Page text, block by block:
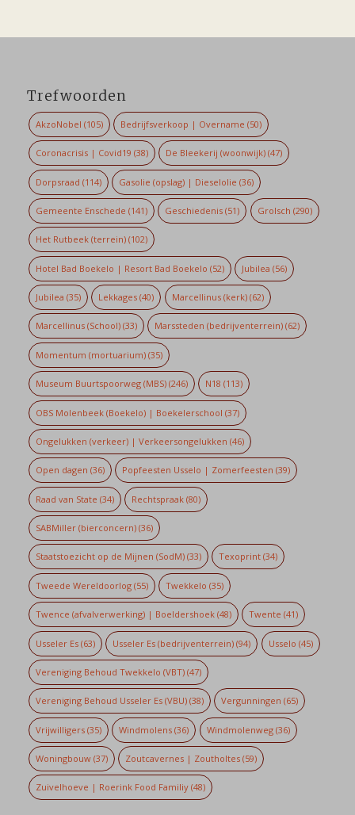
Trefwoorden
AkzoNobel (105) Bedrijfsverkoop | Overname (50)
Coronacrisis | Covid19 (38) De Bleekerij (woonwijk) (47)
Dorpsraad (114) Gasolie (opslag) | Dieselolie (36)
Gemeente Enschede (141) Geschiedenis (51) Grolsch (290)
Het Rutbeek (terrein)(102)
Hotel Bad Boekelo | Resort Bad Boekelo (52) Jubilea (56)
Jubilea (35) Lekkages (40) Marcellinus (kerk)(62)
Marcellinus (School)(33) Marssteden (bedrijventerrein) (62)
Momentum (mortuarium)(35)
Museum Buurtspoorweg (MBS)(246) N18 (113)
OBS Molenbeek (Boekelo) | Boekelerschool (37)
Ongelukken (verkeer) | Verkeersongelukken (46)
Open dagen (36) Popfeesten Usselo | Zomerfeesten (39)
Raad van State (34) Rechtspraak (80)
SABMiller (bierconcern)(36)
Staatstoezicht op de Mijnen (SodM)(33) Texoprint (34)
Tweede Wereldoorlog(55) Twekkelo (35)
Twence (afvalverwerking) | Boeldershoek(48) Twente (41)
Usseler Es(63) Usseler Es (bedrijventerrein) (94) Usselo (45)
Vereniging Behoud Twekkelo (VBT)(47)
Vereniging Behoud Usseler Es (VBU)(38) Vergunningen (65)
Vrijwilligers(35) Windmolens (36) Windmolenweg(36)
Woningbouw(37) Zoutcavernes | Zoutholtes (59)
Zuivelhoeve | Roerink Food Familiy(48)